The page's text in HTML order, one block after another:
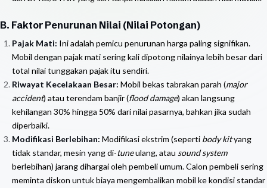
B. Faktor Penurunan Nilai (Nilai Potongan)
Pajak Mati: Ini adalah pemicu penurunan harga paling signifikan.
Mobil dengan pajak mati sering kali dipotong nilainya lebih besar dari
total nilai tunggakan pajak itu sendiri.
Riwayat Kecelakaan Besar: Mobil bekas tabrakan parah (major
accident) atau terendam banjir (flood damage) akan langsung
kehilangan 30% hingga 50% dari nilai pasarnya, bahkan jika sudah
diperbaiki.
Modifikasi Berlebihan: Modifikasi ekstrim (seperti body kityang
tidak standar, mesin yang di-tuneulang, atau sound system
berlebihan) jarang dihargai oleh pembeli umum. Calon pembeli sering
meminta diskon untuk biaya mengembalikan mobil ke kondisi standar